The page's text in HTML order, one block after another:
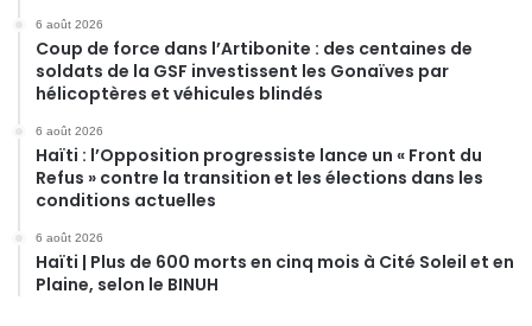
6 août 2026
Coup de force dans l’Artibonite : des centaines de
soldats de la GSF investissent les Gonaïves par
hélicoptères et véhicules blindés
6 août 2026
Haïti : l’Opposition progressiste lance un « Front du
Refus » contre la transition et les élections dans les
conditions actuelles
6 août 2026
Haïti | Plus de 600 morts en cinq mois à Cité Soleil et en
Plaine, selon le BINUH